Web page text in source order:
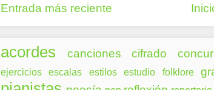
Entrada más reciente
acordes canciones cifrado
ejercicios escalas estilos estudio folklore